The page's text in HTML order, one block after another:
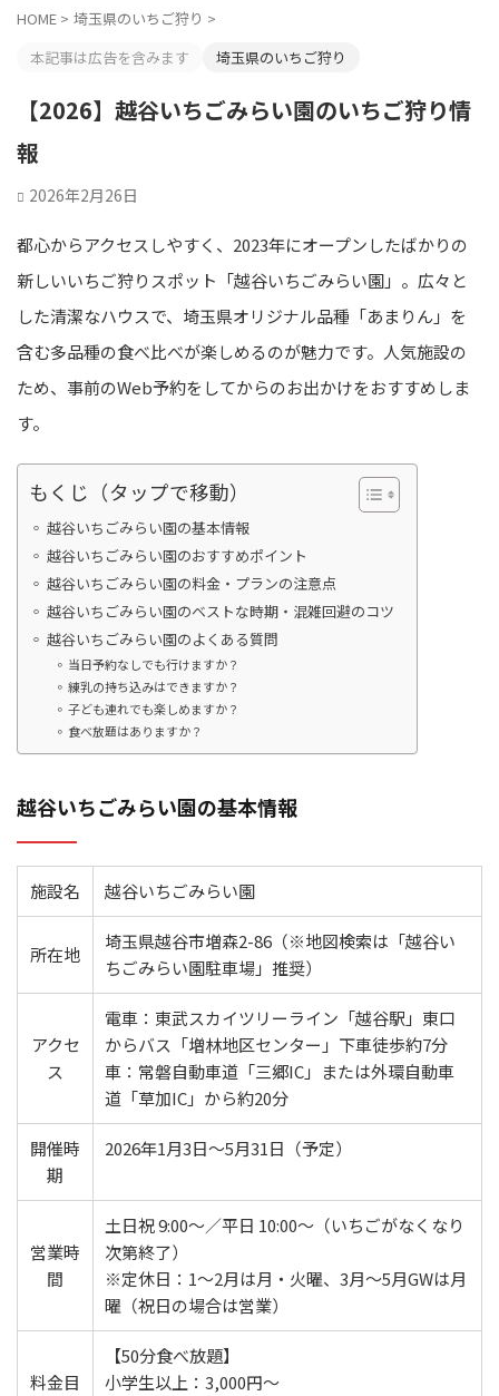
HOME > 埼玉県のいちご狩り >
本記事は広告を含みます
埼玉県のいちご狩り
【2026】越谷いちごみらい園のいちご狩り情
報
2026年2月26日
都心からアクセスしやすく、2023年にオープンしたばかりの
新しいいちご狩りスポット「越谷いちごみらい園」。広々と
した清潔なハウスで、埼玉県オリジナル品種「あまりん」を
含む多品種の食べ比べが楽しめるのが魅力です。人気施設の
ため、事前のWeb予約をしてからのお出かけをおすすめしま
す。
もくじ（タップで移動）
越谷いちごみらい園の基本情報
越谷いちごみらい園のおすすめポイント
越谷いちごみらい園の料金・プランの注意点
越谷いちごみらい園のベストな時期・混雑回避のコツ
越谷いちごみらい園のよくある質問
当日予約なしでも行けますか？
練乳の持ち込みはできますか？
子ども連れでも楽しめますか？
食べ放題はありますか？
越谷いちごみらい園の基本情報
施設名 越谷いちごみらい園
所在地
埼玉県越谷市増森2-86（※地図検索は「越谷い
ちごみらい園駐車場」推奨）
アクセ
ス
電車：東武スカイツリーライン「越谷駅」東口
からバス「増林地区センター」下車徒歩約7分
車：常磐自動車道「三郷IC」または外環自動車
道「草加IC」から約20分
開催時
期
2026年1月3日～5月31日（予定）
営業時
間
土日祝 9:00～／平日 10:00～（いちごがなくなり
次第終了）
※定休日：1～2月は月・火曜、3月～5月GWは月
曜（祝日の場合は営業）
料金目
【50分食べ放題】
小学生以上：3,000円～